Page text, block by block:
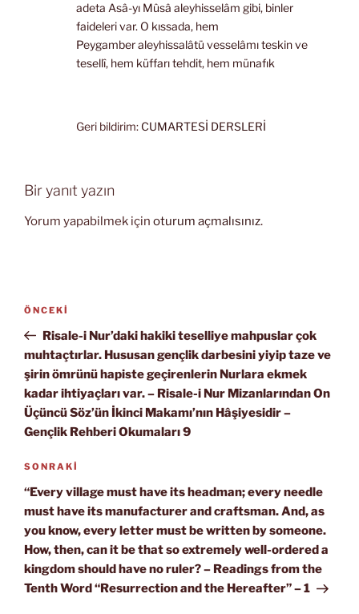
adeta Asâ-yı Mûsâ aleyhisselâm gibi, binler
faideleri var. O kıssada, hem
Peygamber aleyhissalâtü vesselâmı teskin ve
tesellî, hem küffarı tehdit, hem münafık
Geri bildirim: CUMARTESİ DERSLERİ
Bir yanıt yazın
Yorum yapabilmek için oturum açmalısınız.
Yazı
Önceki
Yazı
ÖNCEKI
Risale-i Nur’daki hakiki teselliye mahpuslar çok
muhtaçtırlar. Hususan gençlik darbesini yiyip taze ve
şirin ömrünü hapiste geçirenlerin Nurlara ekmek
kadar ihtiyaçları var. – Risale-i Nur Mizanlarından On
Üçüncü Söz’ün İkinci Makamı’nın Hâşiyesidir –
Gençlik Rehberi Okumaları 9
Sonraki
Yazı
SONRAKI
“Every village must have its headman; every needle
must have its manufacturer and craftsman. And, as
you know, every letter must be written by someone.
How, then, can it be that so extremely well-ordered a
kingdom should have no ruler? – Readings from the
Tenth Word “Resurrection and the Hereafter” – 1